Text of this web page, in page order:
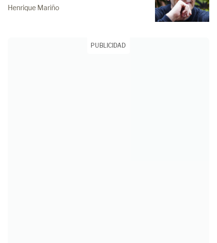
Henrique Mariño
PUBLICIDAD